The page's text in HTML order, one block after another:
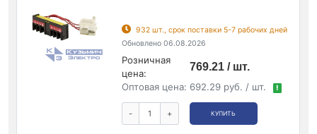
932 шт., срок поставки 5-7 рабочих дней
Обновлено 06.08.2026
Розничная
цена:
769.21 / шт.
Оптовая цена: 692.29 руб. / шт. !
- + КУПИТЬ